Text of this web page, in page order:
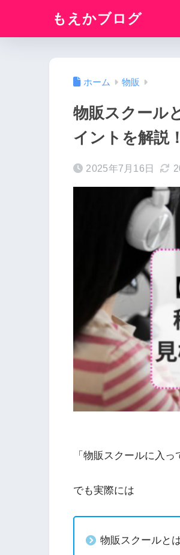
もえかブログ
ホーム 物販
物販スクール
イントを解説！
2025年7月16日
「物販スクールに入
でも実際には
物販スクールと